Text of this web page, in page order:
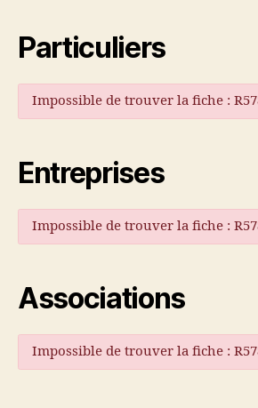
Particuliers
Impossible de trouver la fiche :
Entreprises
Impossible de trouver la fiche :
Associations
Impossible de trouver la fiche :